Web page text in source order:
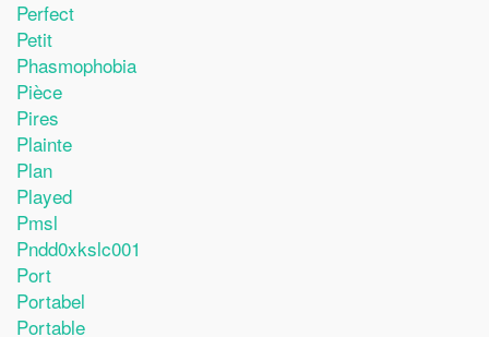
Perfect
Petit
Phasmophobia
Pièce
Pires
Plainte
Plan
Played
Pmsl
Pndd0xkslc001
Port
Portabel
Portable